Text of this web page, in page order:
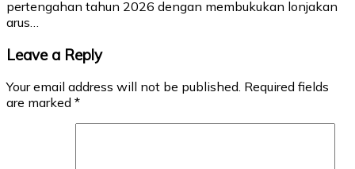
pertengahan tahun 2026 dengan membukukan lonjakan
arus…
Leave a Reply
Your email address will not be published. Required fields
are marked *